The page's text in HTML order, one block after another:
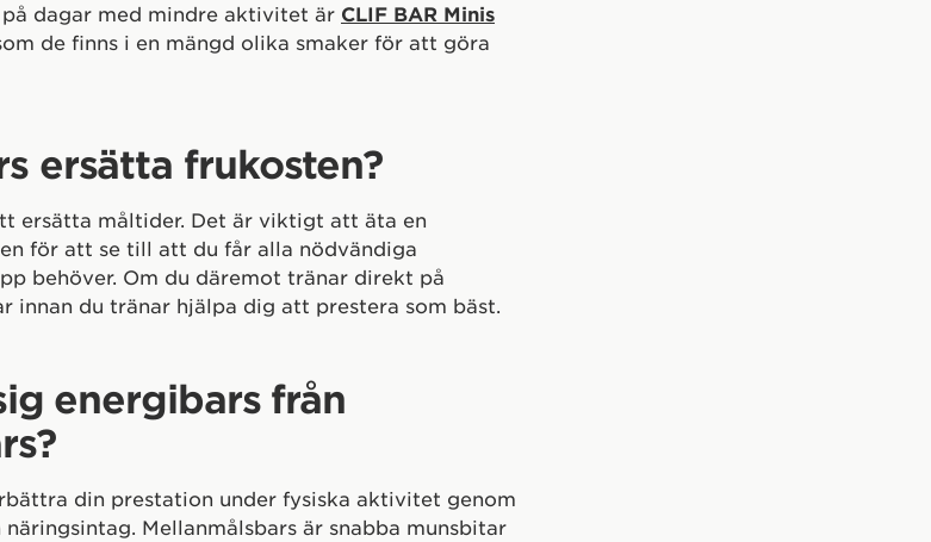
dagar med mindre aktivitet är CLIF BAR Minis
de finns i en mängd olika smaker för att göra
ersätta frukosten?
ersätta måltider. Det är viktigt att äta en
för att se till att du får alla nödvändiga
behöver. Om du däremot tränar direkt på
innan du tränar hjälpa dig att prestera som bäst.
energibars från
din prestation under fysiska aktivitet genom
Mellanmålsbars är snabba munsbitar